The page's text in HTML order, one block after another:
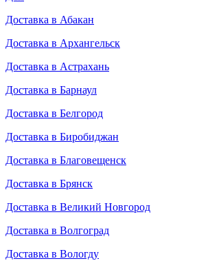
Доставка в Абакан
Доставка в Архангельск
Доставка в Астрахань
Доставка в Барнаул
Доставка в Белгород
Доставка в Биробиджан
Доставка в Благовещенск
Доставка в Брянск
Доставка в Великий Новгород
Доставка в Волгоград
Доставка в Вологду